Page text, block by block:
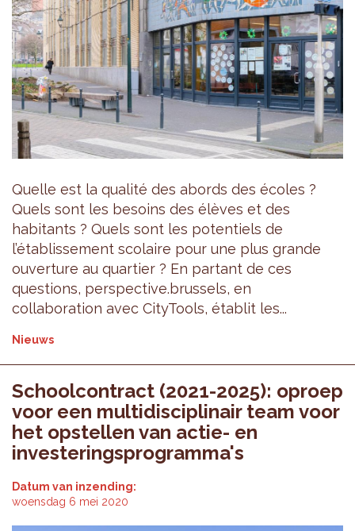
Quelle est la qualité des abords des écoles ?
Quels sont les besoins des élèves et des
habitants ? Quels sont les potentiels de
l’établissement scolaire pour une plus grande
ouverture au quartier ? En partant de ces
questions, perspective.brussels, en
collaboration avec CityTools, établit les...
Nieuws
Schoolcontract (2021-2025): oproep
voor een multidisciplinair team voor
het opstellen van actie- en
investeringsprogramma's
Datum van inzending:
woensdag 6 mei 2020